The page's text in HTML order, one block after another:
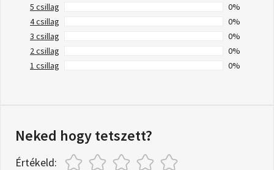
5 csillag
0%
4 csillag
0%
3 csillag
0%
2 csillag
0%
1 csillag
0%
Neked hogy tetszett?
Értékeld: